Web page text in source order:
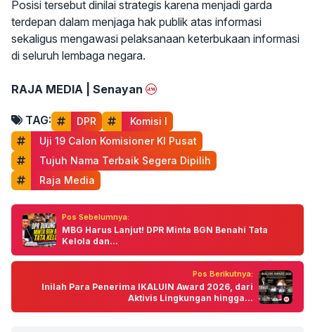
Posisi tersebut dinilai strategis karena menjadi garda
terdepan dalam menjaga hak publik atas informasi
sekaligus mengawasi pelaksanaan keterbukaan informasi
di seluruh lembaga negara.
RAJA MEDIA | Senayan
TAG: DPR
Komisi I
Uji 19 Calon Komisioner KI Pusat
Tujuh Nama Terbaik Segera Dipilih
Raja Media
Pos Sebelumnya:
MBG Harus Lanjut! DPR Minta BGN Benahi Tata
Kelola dan...
Pos Berikutnya:
Inilah Para Penerima IKALUIN Award 2026, dari
Aktivis Lingkungan hingga...